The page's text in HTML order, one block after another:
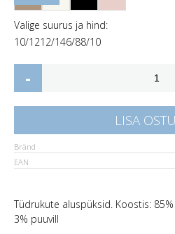
Valige suurus ja hind:
10/1212/146/88/10
-
LISA
Bränd
EAN
Tüdrukute aluspüksid. Koostis:
3% puuvill